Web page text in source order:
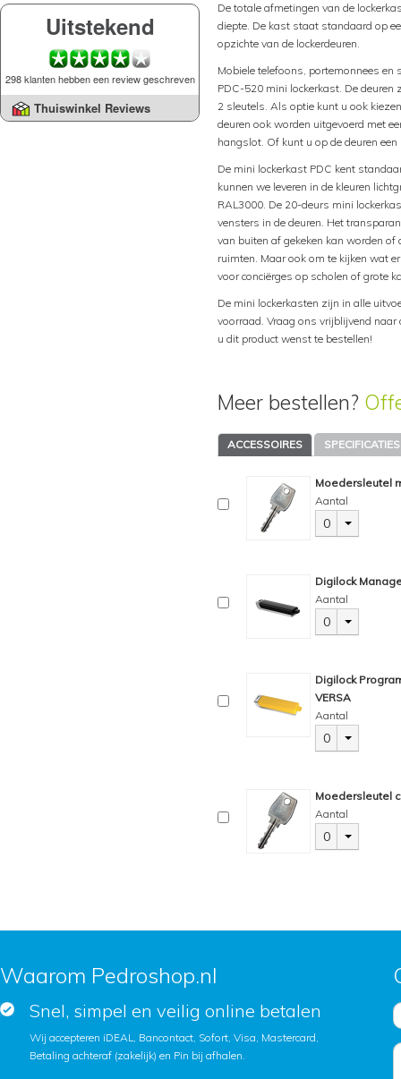
Uitstekend
298 klanten hebben een review geschreven
Thuiswinkel Reviews
De totale afmetingen van de
diepte. De kast staat standaard op
opzichte van de lockerdeuren.
Mobiele telefoons, portemonnees en
PDC-520 mini lockerkast. De
2 sleutels. Als optie kunt u ook
deuren ook worden uitgevoerd met
hangslot. Of kunt u op de deuren
De mini lockerkast PDC kent
kunnen we leveren in de kleuren
RAL3000. De 20-deurs mini
vensters in de deuren. Het
van buiten af gekeken kan worden of
ruimten. Maar ook om te kijken wat
voor conciërges op scholen of grote
De mini lockerkasten zijn in alle
voorraad. Vraag ons vrijblijvend naar
u dit product wenst te bestellen!
Meer bestellen?
ACCESSOIRES SPECIFICATIES
Moedersleutel
Aantal
0
Digilock
Aantal
0
Digilock
VERSA
Aantal
0
Moedersleutel
Aantal
0
Waarom Pedroshop.nl
Snel, simpel en veilig online betalen
Wij accepteren iDEAL, Bancontact, Sofort, Visa, Mastercard,
Betaling achteraf (zakelijk) en Pin bij afhalen.